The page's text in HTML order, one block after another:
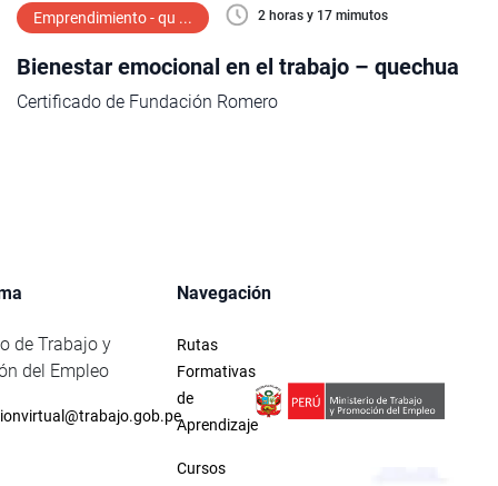
Emprendimiento - qu ... 2 horas y 17 mimutos
Bienestar emocional en el trabajo – quechua
Certificado de Fundación Romero
de Trabajo y
del Empleo
Navegación
Rutas
Formativas
de
Aprendizaje
Cursos